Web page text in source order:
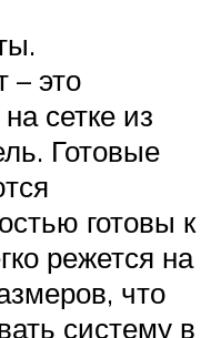
– это
сетке из
Готовые
готовы к
режется на
что
систему в